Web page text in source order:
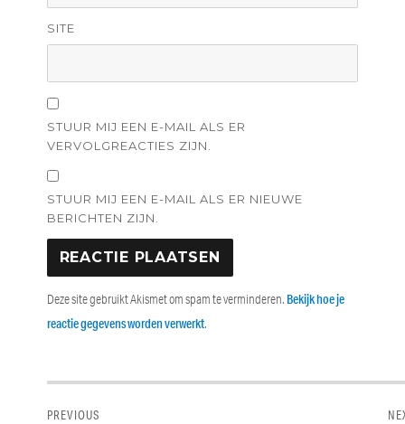
SITE
STUUR MIJ EEN E-MAIL ALS ER
VERVOLGREACTIES ZIJN.
STUUR MIJ EEN E-MAIL ALS ER NIEUWE
BERICHTEN ZIJN.
Deze site gebruikt Akismet om spam te verminderen. Bekijk hoe je
reactie gegevens worden verwerkt.
Bericht
navigatie
PREVIOUS